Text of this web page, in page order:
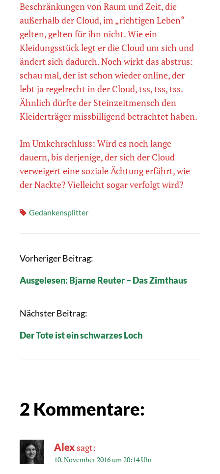
Beschränkungen von Raum und Zeit, die
außerhalb der Cloud, im „richtigen Leben“
gelten, gelten für ihn nicht. Wie ein
Kleidungsstück legt er die Cloud um sich und
ändert sich dadurch. Noch wirkt das abstrus:
schau mal, der ist schon wieder online, der
lebt ja regelrecht in der Cloud, tss, tss, tss.
Ähnlich dürfte der Steinzeitmensch den
Kleiderträger missbilligend betrachtet haben.
Im Umkehrschluss: Wird es noch lange
dauern, bis derjenige, der sich der Cloud
verweigert eine soziale Ächtung erfährt, wie
der Nackte? Vielleicht sogar verfolgt wird?
Gedankensplitter
B
i
r
g
n
i
g
t
Vorheriger Beitrag:
Ausgelesen: Bjarne Reuter – Das Zimthaus
Nächster Beitrag:
Der Tote ist ein schwarzes Loch
2 Kommentare:
Alex sagt:
10. November 2016 um 20:14 Uhr